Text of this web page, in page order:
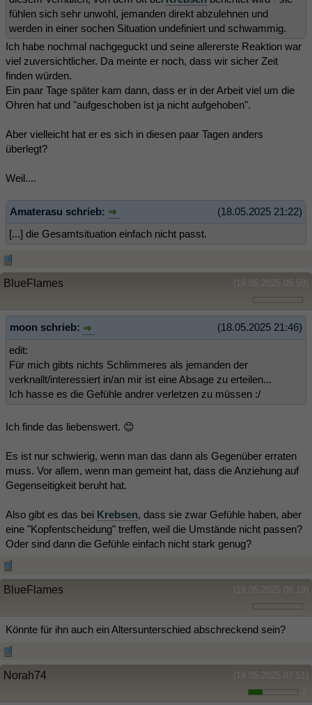
fühlen sich sehr unwohl, jemanden direkt abzulehnen und
werden in einer sochen Situation undefiniert und schwammig.
Ich habe nochmal nachgeguckt und seine allererste Reaktion war
viel zuversichtlicher. Da meinte er noch, dass wir sicher Zeit
finden würden.
Ein paar Tage später kam dann, dass er in der Arbeit viel um die
Ohren hat und "aufgeschoben ist ja nicht aufgehoben".
Aber vielleicht hat er es sich in diesen paar Tagen anders
überlegt?
Weil....
(18.05.2025 21:22)
Amaterasu schrieb:
[...] die Gesamtsituation einfach nicht passt.
(19.05.2025 05:59)
BlueFlames
(18.05.2025 21:46)
moon schrieb:
edit:
Für mich gibts nichts Schlimmeres als jemanden der
verknallt/interessiert in/an mir ist eine Absage zu erteilen...
Ich hasse es die Gefühle andrer verletzen zu müssen :/
Ich finde das liebenswert. 😊
Es ist nur schwierig, wenn man das dann als Gegenüber erraten
muss. Vor allem, wenn man gemeint hat, dass die Anziehung auf
Gegenseitigkeit beruht hat.
Also gibt es das bei Krebsen, dass sie zwar Gefühle haben, aber
eine "Kopfentscheidung" treffen, weil die Umstände nicht passen?
Oder sind dann die Gefühle einfach nicht stark genug?
(19.05.2025 06:19)
BlueFlames
Könnte für ihn auch ein Altersunterschied abschreckend sein?
(19.05.2025 07:51)
Norah74